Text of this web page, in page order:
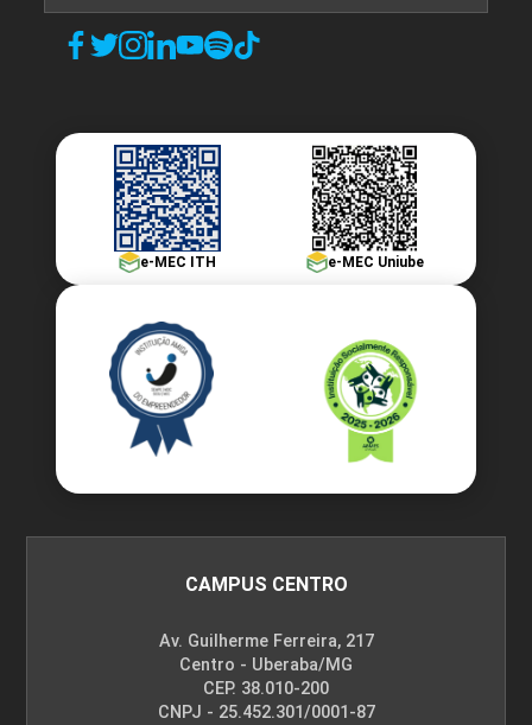
e-MEC ITH e-MEC Uniube
CAMPUS CENTRO
Av. Guilherme Ferreira, 217
Centro - Uberaba/MG
CEP. 38.010-200
CNPJ - 25.452.301/0001-87